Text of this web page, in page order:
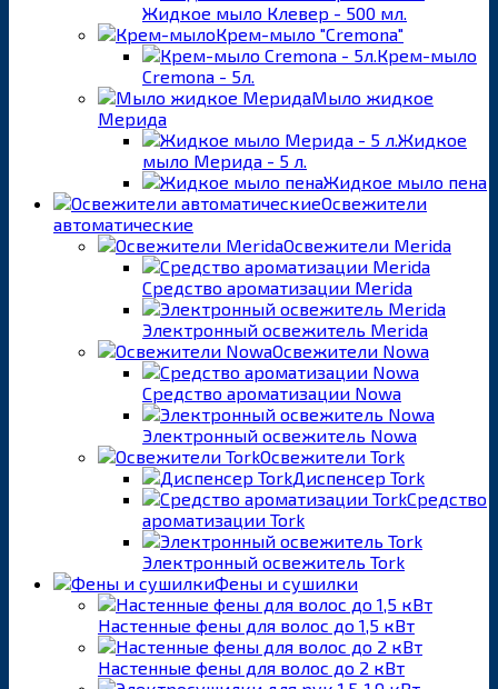
Жидкое мыло Клевер - 500 мл.
Крем-мыло "Cremona"
Крем-мыло
Cremona - 5л.
Мыло жидкое
Мерида
Жидкое
мыло Мерида - 5 л.
Жидкое мыло пена
Освежители
автоматические
Освежители Merida
Средство ароматизации Merida
Электронный освежитель Merida
Освежители Nowa
Средство ароматизации Nowa
Электронный освежитель Nowa
Освежители Tork
Диспенсер Tork
Средство
ароматизации Tork
Электронный освежитель Tork
Фены и сушилки
Настенные фены для волос до 1,5 кВт
Настенные фены для волос до 2 кВт